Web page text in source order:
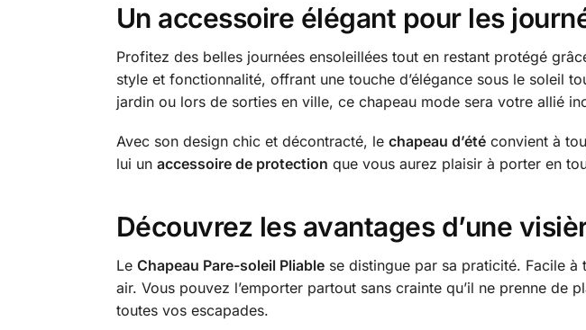
Un accessoire élégant pour les
Profitez des belles journées ensoleillées tout en restant protégé
style et fonctionnalité, offrant une touche d’élégance sous le soleil
jardin ou lors de sorties en ville, ce chapeau mode sera votre allié
Avec son design chic et décontracté, le chapeau d’étéconvient à
lui un accessoire de protection que vous aurez plaisir à porter en
Découvrez les avantages d’une
Le Chapeau Pare-soleil Pliablese distingue par sa praticité. Facile à
air. Vous pouvez l’emporter partout sans crainte qu’il ne prenne de
toutes vos escapades.